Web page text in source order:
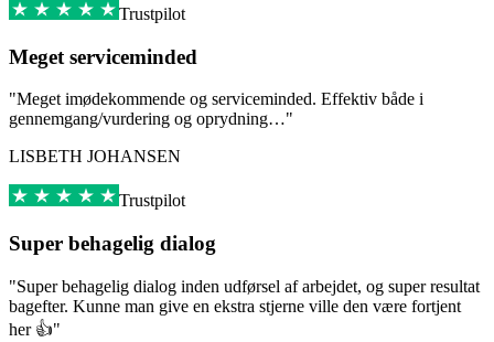
Trustpilot
Meget serviceminded
"Meget imødekommende og serviceminded. Effektiv både i
gennemgang/vurdering og oprydning…"
LISBETH JOHANSEN
Trustpilot
Super behagelig dialog
"Super behagelig dialog inden udførsel af arbejdet, og super resultat
bagefter. Kunne man give en ekstra stjerne ville den være fortjent
her 👍"